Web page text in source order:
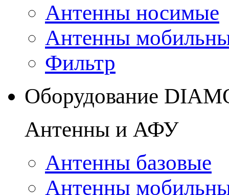
Антенны носимые
Антенны
Фильтр
Оборудование
Антенны и АФУ
Антенны базовые
Антенны